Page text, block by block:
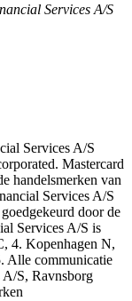
Services A/S
Services A/S
Mastercard
handelsmerken van
Services A/S
door de
Services A/S is
4. Kopenhagen N,
Alle communicatie
A/S, Ravnsborg